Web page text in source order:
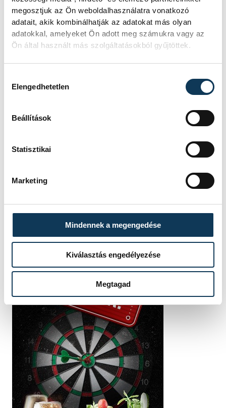
megosztjuk az Ön weboldalhasználatra vonatkozó
adatait, akik kombinálhatják az adatokat más olyan
adatokkal, amelyeket Ön adott meg számukra vagy az
Ön által használt más szolgáltatásokból gyűjtöttek.
Elengedhetetlen
Beállítások
Statisztikai
Marketing
Mindennek a megengedése
Kiválasztás engedélyezése
Megtagad
közélet
Veszprémi Állatkert
FOTÓS
Bálint